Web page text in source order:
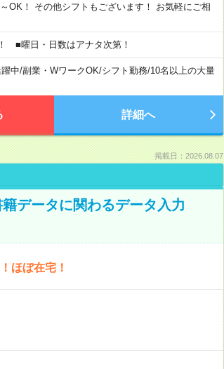
OK！ その他シフトもございます！ お気軽にご相
■曜日・日数はアナタ次第！
中/副業・WワークOK/シフト勤務/10名以上の大量
詳細へ
掲載日：2026.08.07
データに関わるデータ入力
ほぼ在宅！